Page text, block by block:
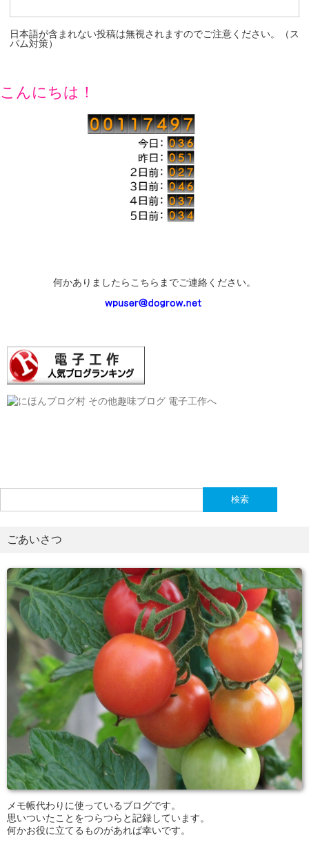
日本語が含まれない投稿は無視されますのでご注意ください。（ス
パム対策）
こんにちは！
何かありましたらこちらまでご連絡ください。
索:
ごあいさつ
メモ帳代わりに使っているブログです。
思いついたことをつらつらと記録しています。
何かお役に立てるものがあれば幸いです。